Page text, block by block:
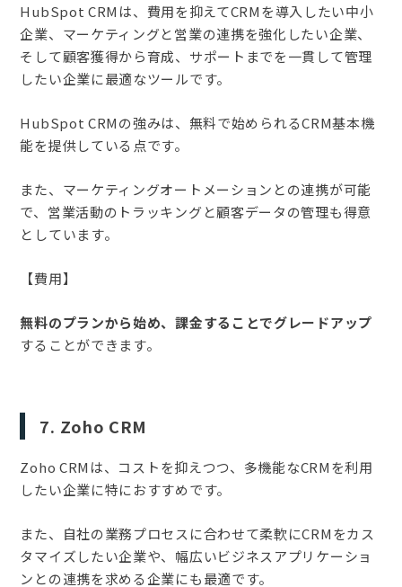
HubSpot CRMは、費用を抑えてCRMを導入したい中小
企業、マーケティングと営業の連携を強化したい企業、
そして顧客獲得から育成、サポートまでを一貫して管理
したい企業に最適なツールです。
HubSpot CRMの強みは、無料で始められるCRM基本機
能を提供している点です。
また、マーケティングオートメーションとの連携が可能
で、営業活動のトラッキングと顧客データの管理も得意
としています。
【費用】
無料のプランから始め、課金することでグレードアップ
することができます。
7. Zoho CRM
Zoho CRMは、コストを抑えつつ、多機能なCRMを利用
したい企業に特におすすめです。
また、自社の業務プロセスに合わせて柔軟にCRMをカス
タマイズしたい企業や、幅広いビジネスアプリケーショ
ンとの連携を求める企業にも最適です。